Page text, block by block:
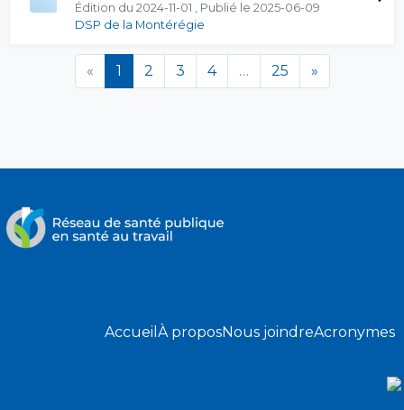
Édition du 2024-11-01 , Publié le 2025-06-09
DSP de la Montérégie
« 1 (en cours)
2 3 4 … 25 »
Accueil À proposNous joindreAcronymes